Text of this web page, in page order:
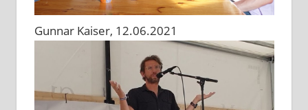
Gunnar Kaiser, 12.06.2021